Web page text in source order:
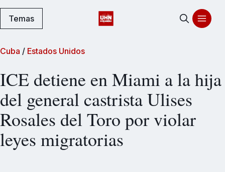
Temas
Cuba / Estados Unidos
ICE detiene en Miami a la hija
del general castrista Ulises
Rosales del Toro por violar
leyes migratorias